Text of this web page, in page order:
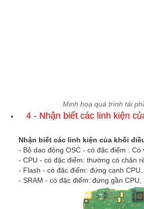
Minh hoạ quá trình tải
4 - Nhận biết các linh kiện
Nhận biết các linh kiện của khối
- Bộ dao động OSC - có đặc điểm :
- CPU - có đặc điểm: thường có chân
- Flash - có đặc điểm: đứng cạnh
- SRAM - có đặc điểm: đứng gần